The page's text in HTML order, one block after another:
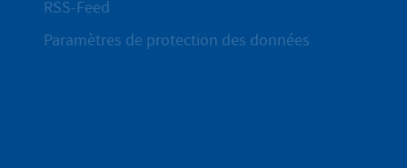
RSS-Feed
Paramètres de protection des données